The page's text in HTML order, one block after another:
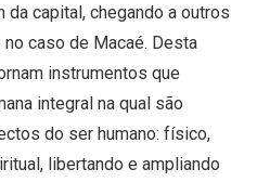
da capital, chegando a outros
caso de Macaé. Desta
instrumentos que
integral na qual são
do ser humano: físico,
libertando e ampliando